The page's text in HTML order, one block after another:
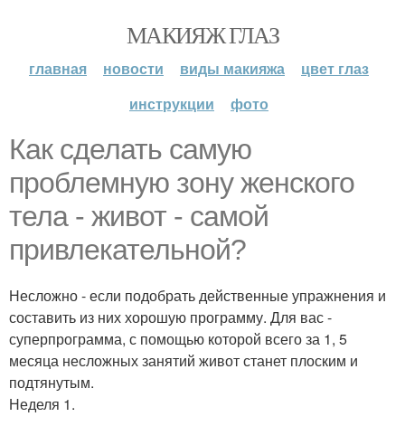
МАКИЯЖ ГЛАЗ
главная новости виды макияжа
цвет глаз
инструкции
фото
Как сделать самую
проблемную зону женского
тела - живот - самой
привлекательной?
Несложно - если подобрать действенные упражнения и
составить из них хорошую программу. Для вас -
суперпрограмма, с помощью которой всего за 1, 5
месяца несложных занятий живот станет плоским и
подтянутым.
Неделя 1.